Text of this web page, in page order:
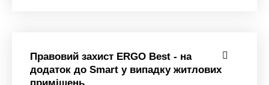
Правовий захист ERGO Best - на
додаток до Smart у випадку житлових
приміщень